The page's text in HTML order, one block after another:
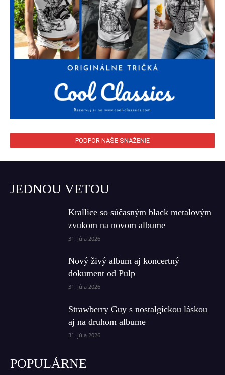
PODPOR NAŠE SNAŽENIE
JEDNOU VETOU
Krallice so súčasným black metalovým
zvukom na novom albume
31. júla 2026
Nový živý album aj koncertný
dokument od Pulp
31. júla 2026
Strawberry Guy s nostalgickou láskou
aj na druhom albume
31. júla 2026
POPULÁRNE